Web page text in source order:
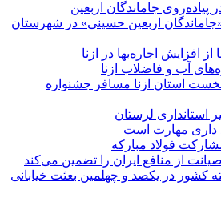
جاماندگان اربعین
اربعین حسینی» در شهرستان
از افزایش اجاره‌بها در ازنا
آب و فاضلاب ازنا
استان ازنا مسافر جشنواره
استانداری لرستان
داری مهارت است
مشارکت فولاد مبارکه
صیانت از منافع ایران را تضمین می‌کند
در یکصد و چهلمین بعثت خیابانی